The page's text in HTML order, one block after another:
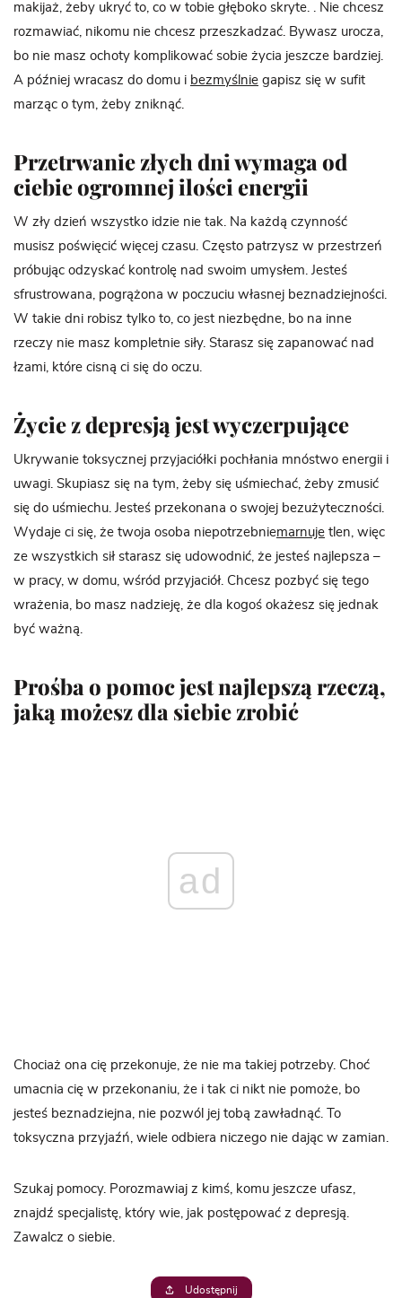
makijaż, żeby ukryć to, co w tobie głęboko skryte. . Nie chcesz
rozmawiać, nikomu nie chcesz przeszkadzać. Bywasz urocza,
bo nie masz ochoty komplikować sobie życia jeszcze bardziej.
A później wracasz do domu i bezmyślnie gapisz się w sufit
marząc o tym, żeby zniknąć.
Przetrwanie złych dni wymaga od
ciebie ogromnej ilości energii
W zły dzień wszystko idzie nie tak. Na każdą czynność
musisz poświęcić więcej czasu. Często patrzysz w przestrzeń
próbując odzyskać kontrolę nad swoim umysłem. Jesteś
sfrustrowana, pogrążona w poczuciu własnej beznadziejności.
W takie dni robisz tylko to, co jest niezbędne, bo na inne
rzeczy nie masz kompletnie siły. Starasz się zapanować nad
łzami, które cisną ci się do oczu.
Życie z depresją jest wyczerpujące
Ukrywanie toksycznej przyjaciółki pochłania mnóstwo energii i
uwagi. Skupiasz się na tym, żeby się uśmiechać, żeby zmusić
się do uśmiechu. Jesteś przekonana o swojej bezużyteczności.
Wydaje ci się, że twoja osoba niepotrzebniemarnuje tlen, więc
ze wszystkich sił starasz się udowodnić, że jesteś najlepsza –
w pracy, w domu, wśród przyjaciół. Chcesz pozbyć się tego
wrażenia, bo masz nadzieję, że dla kogoś okażesz się jednak
być ważną.
Prośba o pomoc jest najlepszą rzeczą,
jaką możesz dla siebie zrobić
ad
Chociaż ona cię przekonuje, że nie ma takiej potrzeby. Choć
umacnia cię w przekonaniu, że i tak ci nikt nie pomoże, bo
jesteś beznadziejna, nie pozwól jej tobą zawładnąć. To
toksyczna przyjaźń, wiele odbiera niczego nie dając w zamian.
Szukaj pomocy. Porozmawiaj z kimś, komu jeszcze ufasz,
znajdź specjalistę, który wie, jak postępować z depresją.
Zawalcz o siebie.
Udostępnij